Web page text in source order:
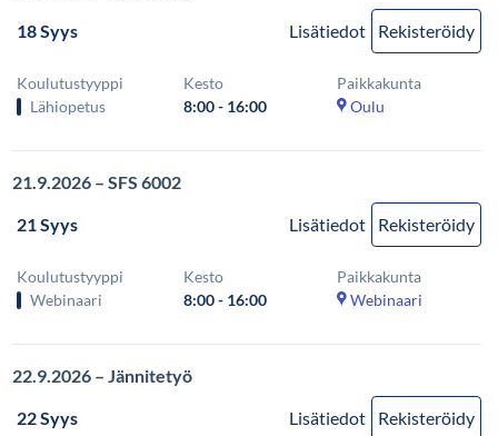
18 Syys
Lisätiedot Rekisteröidy
Koulutustyyppi
Lähiopetus
Kesto
8:00 - 16:00
Paikkakunta
Oulu
21.9.2026 – SFS 6002
21 Syys
Lisätiedot Rekisteröidy
Koulutustyyppi
Webinaari
Kesto
8:00 - 16:00
Paikkakunta
Webinaari
22.9.2026 – Jännitetyö
22 Syys
Lisätiedot Rekisteröidy